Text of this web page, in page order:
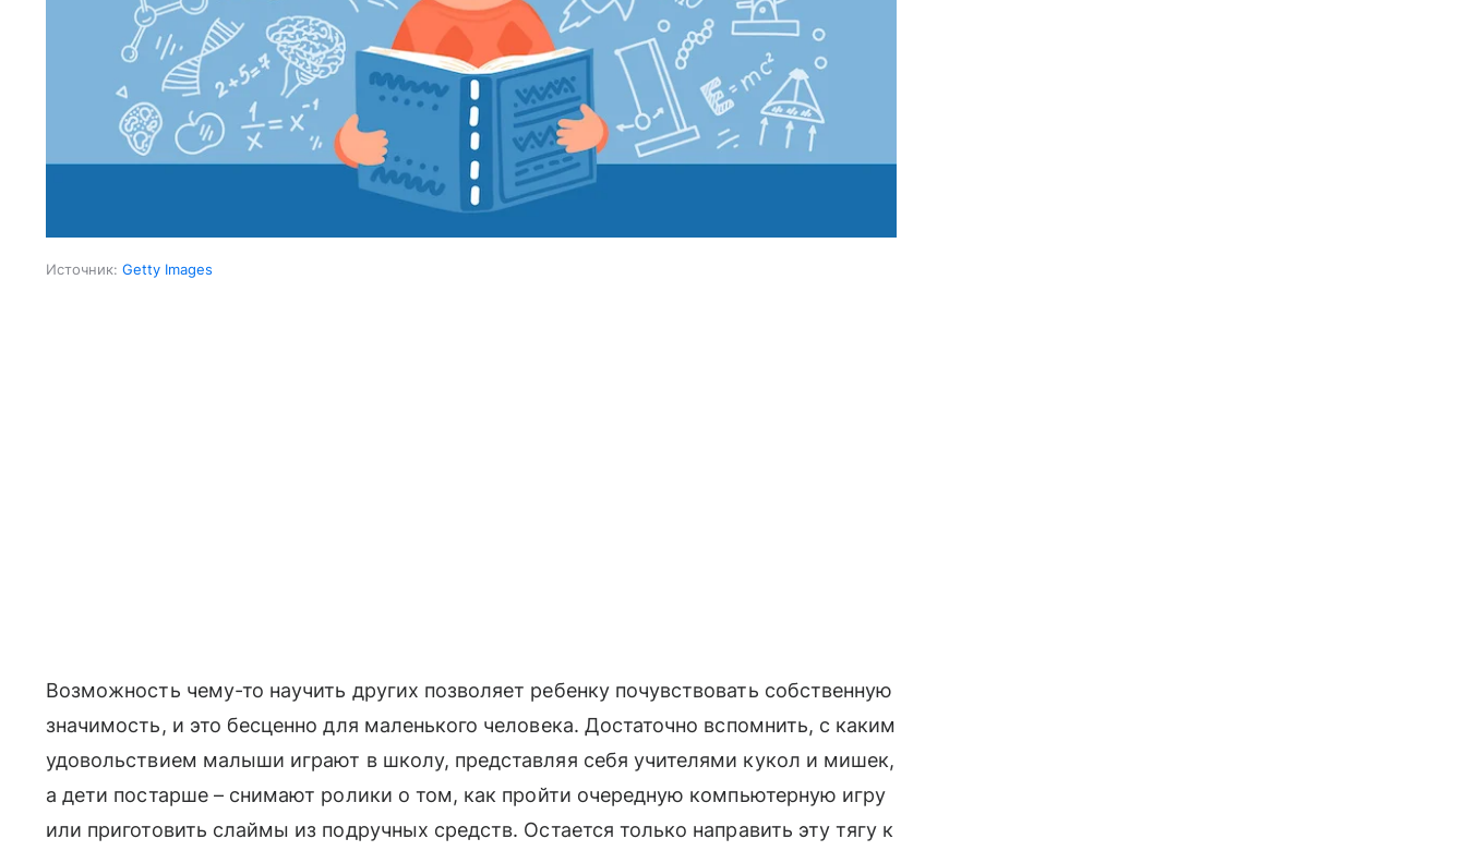
Источник: Getty Images
Возможность чему-то научить других позволяет ребенку почувствовать собственную
значимость, и это бесценно для маленького человека. Достаточно вспомнить, с каким
удовольствием малыши играют в школу, представляя себя учителями кукол и мишек,
а дети постарше – снимают ролики о том, как пройти очередную компьютерную игру
или приготовить слаймы из подручных средств. Остается только направить эту тягу к